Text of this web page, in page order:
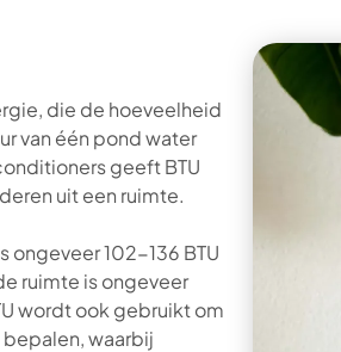
die de hoeveelheid
van één pond water
geeft BTU
uit een ruimte.
ongeveer 102-136 BTU
ruimte is ongeveer
wordt ook gebruikt om
waarbij